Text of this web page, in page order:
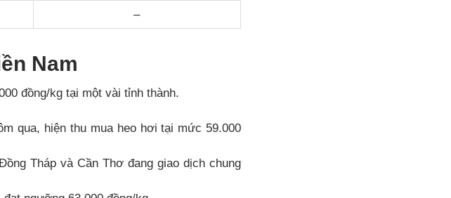
–
Nam
đồng/kg tại một vài tỉnh thành.
qua, hiện thu mua heo hơi tại mức 59.000
Tháp và Cần Thơ đang giao dịch chung